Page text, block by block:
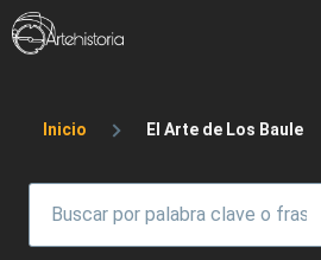
Pasar al contenido principal
Sobrescribir
Inicio El Arte de Los Baule